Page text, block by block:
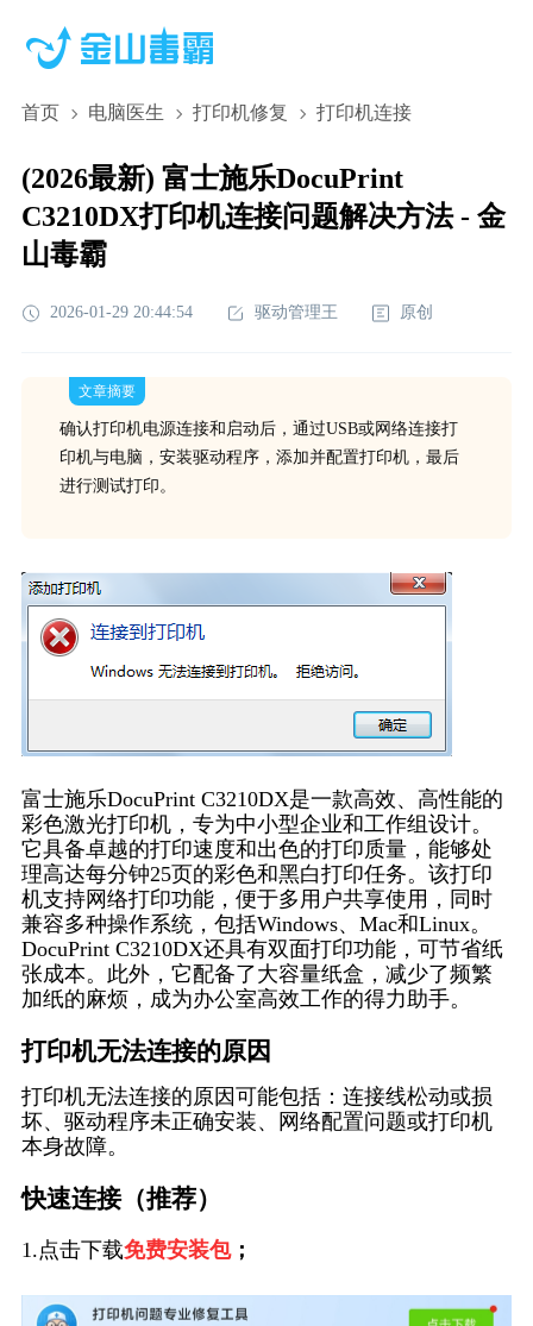
首页 电脑医生 打印机修复 打印机连接
(2026最新) 富士施乐DocuPrint
C3210DX打印机连接问题解决方法 - 金
山毒霸
2026-01-29 20:44:54 驱动管理王 原创
文章摘要
确认打印机电源连接和启动后，通过USB或网络连接打
印机与电脑，安装驱动程序，添加并配置打印机，最后
进行测试打印。
富士施乐DocuPrint C3210DX是一款高效、高性能的
彩色激光打印机，专为中小型企业和工作组设计。
它具备卓越的打印速度和出色的打印质量，能够处
理高达每分钟25页的彩色和黑白打印任务。该打印
机支持网络打印功能，便于多用户共享使用，同时
兼容多种操作系统，包括Windows、Mac和Linux。
DocuPrint C3210DX还具有双面打印功能，可节省纸
张成本。此外，它配备了大容量纸盒，减少了频繁
加纸的麻烦，成为办公室高效工作的得力助手。
打印机无法连接的原因
打印机无法连接的原因可能包括：连接线松动或损
坏、驱动程序未正确安装、网络配置问题或打印机
本身故障。
快速连接（推荐）
1.点击下载免费安装包；